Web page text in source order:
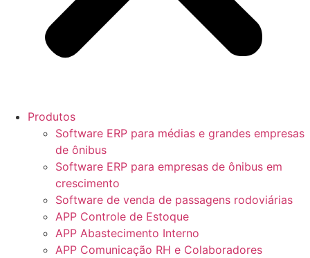
Produtos
Software ERP para médias e grandes empresas
de ônibus
Software ERP para empresas de ônibus em
crescimento
Software de venda de passagens rodoviárias
APP Controle de Estoque
APP Abastecimento Interno
APP Comunicação RH e Colaboradores